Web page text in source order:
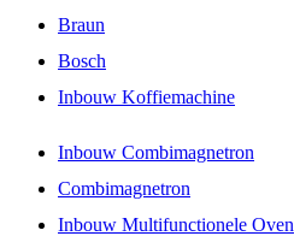
Braun
Bosch
Inbouw Koffiemachine
Inbouw Combimagnetron
Combimagnetron
Inbouw Multifunctionele Oven